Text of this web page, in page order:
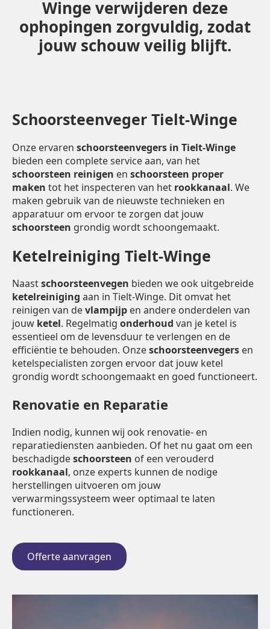
Winge verwijderen deze
ophopingen zorgvuldig, zodat
jouw schouw veilig blijft.
Schoorsteenveger Tielt-Winge
Onze ervaren schoorsteenvegers in Tielt-Winge
bieden een complete service aan, van het
schoorsteen reinigen en schoorsteen proper
maken tot het inspecteren van het rookkanaal. We
maken gebruik van de nieuwste technieken en
apparatuur om ervoor te zorgen dat jouw
schoorsteen grondig wordt schoongemaakt.
Ketelreiniging Tielt-Winge
Naastschoorsteenvegen bieden we ook uitgebreide
ketelreiniging aan in Tielt-Winge. Dit omvat het
reinigen van devlampijp en andere onderdelen van
jouw ketel. Regelmatig onderhoud van je ketel is
essentieel om de levensduur te verlengen en de
efficiëntie te behouden. Onzeschoorsteenvegers en
ketelspecialisten zorgen ervoor dat jouw ketel
grondig wordt schoongemaakt en goed functioneert.
Renovatie en Reparatie
Indien nodig, kunnen wij ook renovatie- en
reparatiediensten aanbieden. Of het nu gaat om een
beschadigdeschoorsteen of een verouderd
rookkanaal, onze experts kunnen de nodige
herstellingen uitvoeren om jouw
verwarmingssysteem weer optimaal te laten
functioneren.
Offerte aanvragen